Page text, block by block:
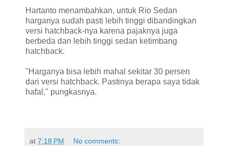
Hartanto menambahkan, untuk Rio Sedan
harganya sudah pasti lebih tinggi dibandingkan
versi hatchback-nya karena pajaknya juga
berbeda dan lebih tinggi sedan ketimbang
hatchback.
"Harganya bisa lebih mahal sekitar 30 persen
dari versi hatchback. Pastinya berapa saya tidak
hafal," pungkasnya.
at 7:18 PM No comments: